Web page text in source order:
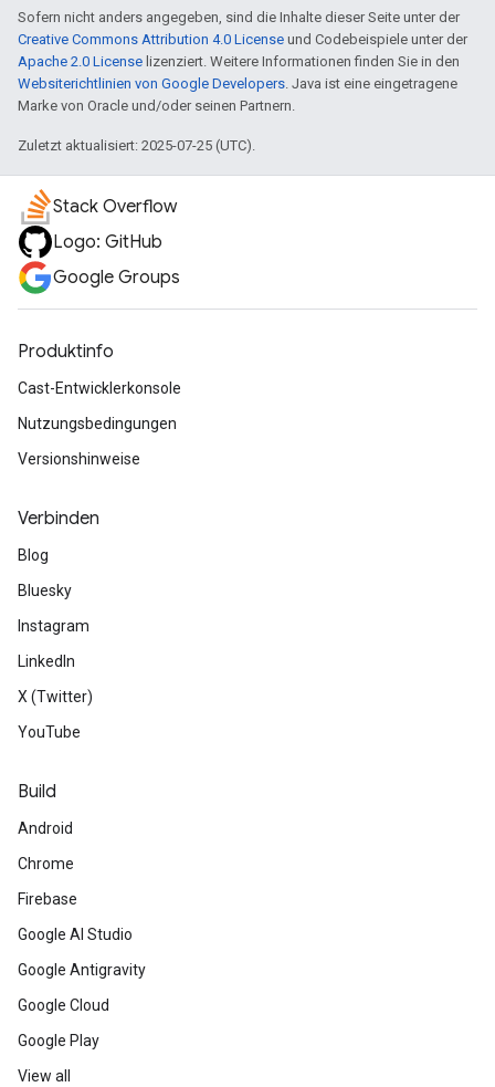
Sofern nicht anders angegeben, sind die Inhalte dieser Seite unter der
Creative Commons Attribution 4.0 License und Codebeispiele unter der
Apache 2.0 License lizenziert. Weitere Informationen finden Sie in den
Websiterichtlinien von Google Developers. Java ist eine eingetragene
Marke von Oracle und/oder seinen Partnern.
Zuletzt aktualisiert: 2025-07-25 (UTC).
Stack Overflow
Logo: GitHub
Google Groups
Produktinfo
Cast-Entwicklerkonsole
Nutzungsbedingungen
Versionshinweise
Verbinden
Blog
Bluesky
Instagram
LinkedIn
X (Twitter)
YouTube
Build
Android
Chrome
Firebase
Google AI Studio
Google Antigravity
Google Cloud
Google Play
View all